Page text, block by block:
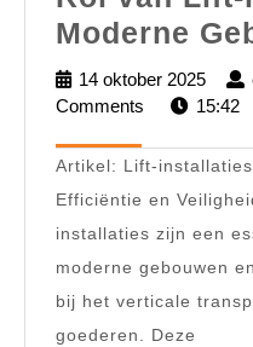
Moderne
14 oktober 2025
14
Comments
15:42
Artikel: Lift-
Efficiëntie en
installaties zijn een
moderne gebouwen
bij het verticale
goederen. Deze